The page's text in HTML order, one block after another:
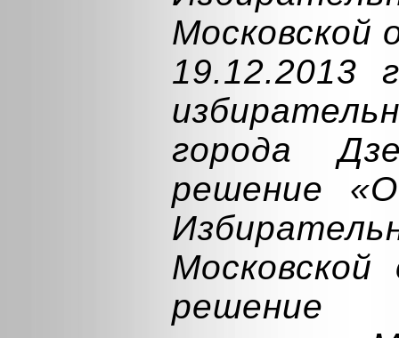
Московской
19.12.2013
города
решение
решение